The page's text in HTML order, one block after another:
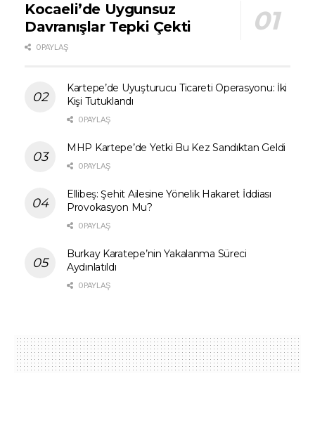
Kocaeli’de Uygunsuz
Davranışlar Tepki Çekti
0 PAYLAŞ
Kartepe’de Uyuşturucu Ticareti Operasyonu: İki
Kişi Tutuklandı
0 PAYLAŞ
MHP Kartepe’de Yetki Bu Kez Sandıktan Geldi
0 PAYLAŞ
Ellibeş: Şehit Ailesine Yönelik Hakaret İddiası
Provokasyon Mu?
0 PAYLAŞ
Burkay Karatepe’nin Yakalanma Süreci
Aydınlatıldı
0 PAYLAŞ